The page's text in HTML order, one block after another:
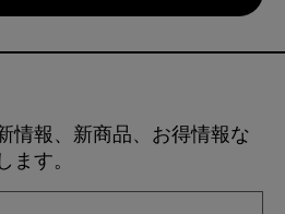
情報、新商品、お得情報な
す。